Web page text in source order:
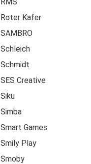
Roter Kafer
SAMBRO
Schleich
Schmidt
SES Creative
Siku
Simba
Smart Games
Smily Play
Smoby